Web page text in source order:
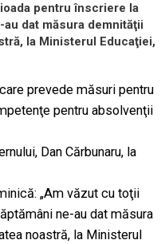
pentru înscriere la
dat măsura demnităţii
la Ministerul Educaţiei,
prevede măsuri pentru
pentru absolvenţii
Dan Cărbunaru, la
„Am văzut cu toţii
ne-au dat măsura
noastră, la Ministerul